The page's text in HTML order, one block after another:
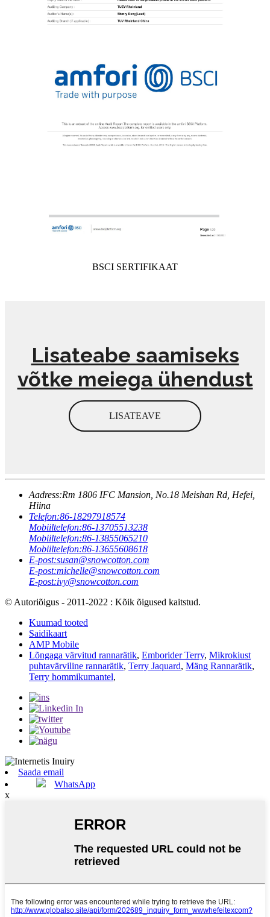
BSCI SERTIFIKAAT
Lisateabe saamiseks
võtke meiega ühendust
LISATEAVE
Aadress:Rm 1806 IFC Mansion, No.18 Meishan Rd, Hefei,
Hiina
Telefon:86-18297918574
Mobiiltelefon:86-13705513238
Mobiiltelefon:86-13855065210
Mobiiltelefon:86-13655608618
E-post:susan@snowcotton.com
E-post:michelle@snowcotton.com
E-post:ivy@snowcotton.com
© Autoriõigus - 2011-2022 : Kõik õigused kaitstud.
Kuumad tooted
Saidikaart
AMP Mobile
Lõngaga värvitud rannarätik, Emborider Terry, Mikrokiust
puhtavärviline rannarätik, Terry Jaquard, Mäng Rannarätik,
Terry hommikumantel,
Saada email
WhatsApp
x